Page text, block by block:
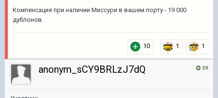
Компенсация при наличии Миссури в вашем порту - 19 000
дублонов.
10 1 1
39
anonym_sCY9BRLzJ7dQ